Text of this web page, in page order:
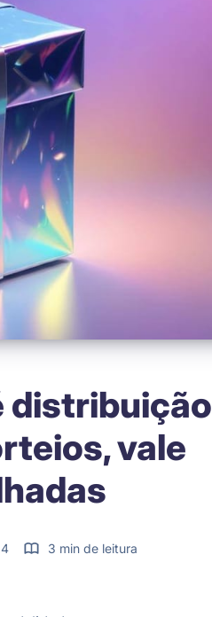
distribuição
vale
3 min de leitura